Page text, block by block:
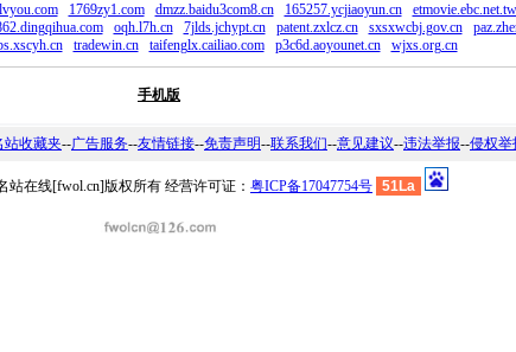
1769zy1.com dmzz.baidu3com8.cn 165257.ycjiaoyun.cn etmovie.ebc.net.tw
oqh.l7h.cn 7jlds.jchypt.cn patent.zxlcz.cn sxsxwcbj.gov.cn
tradewin.cn taifenglx.cailiao.com p3c6d.aoyounet.cn wjxs.org.cn
手机版
站收藏夹--广告服务--友情链接--免责声明--联系我们--意见建议--违法举报--侵权举
站在线[fwol.cn]版权所有 经营许可证： 粤ICP备17047754号 51La